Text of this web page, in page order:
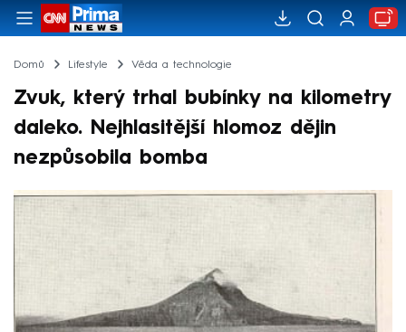
Domů Lifestyle Věda a technologie
Zvuk, který trhal bubínky na kilometry
daleko. Nejhlasitější hlomoz dějin
nezpůsobila bomba